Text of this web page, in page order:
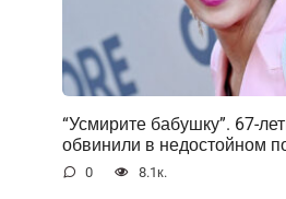
“Усмирите бабушку”. 67-
обвинили в недостойном
0 8.1к.